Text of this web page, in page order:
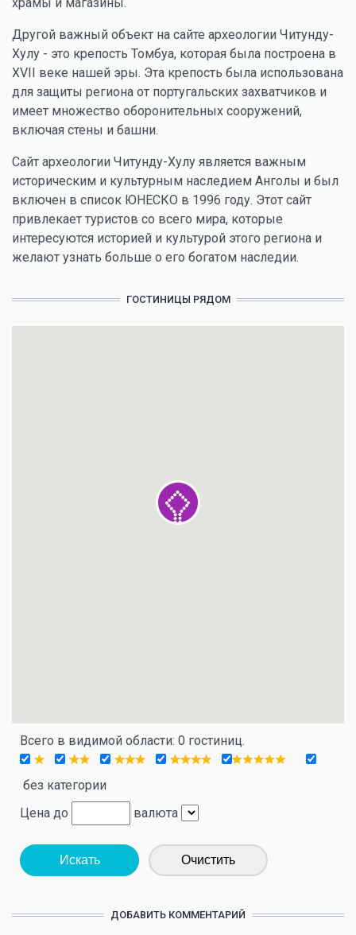
Другой важный объект на сайте археологии Читунду-
Хулу - это крепость Томбуа, которая была построена в
XVII веке нашей эры. Эта крепость была использована
для защиты региона от португальских захватчиков и
имеет множество оборонительных сооружений,
включая стены и башни.
Сайт археологии Читунду-Хулу является важным
историческим и культурным наследием Анголы и был
включен в список ЮНЕСКО в 1996 году. Этот сайт
привлекает туристов со всего мира, которые
интересуются историей и культурой этого региона и
желают узнать больше о его богатом наследии.
ГОСТИНИЦЫ РЯДОМ
Всего в видимой области: 0 гостиниц.
без категории
Цена до
валюта
Искать Очистить
ДОБАВИТЬ КОММЕНТАРИЙ